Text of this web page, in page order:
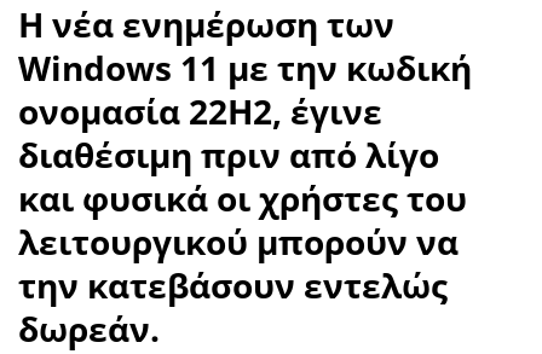
Η νέα ενημέρωση των
Windows 11 με την κωδική
ονομασία 22H2, έγινε
διαθέσιμη πριν από λίγο
και φυσικά οι χρήστες του
λειτουργικού μπορούν να
την κατεβάσουν εντελώς
δωρεάν.